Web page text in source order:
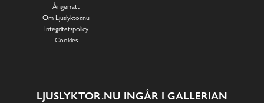
Ångerrätt
Om Ljuslyktor.nu
Integritetspolicy
Cookies
LJUSLYKTOR.NU INGÅR I GALLERIAN